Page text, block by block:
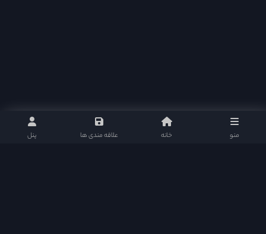
منو خانه علاقه مندی ها پنل